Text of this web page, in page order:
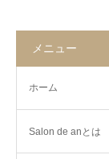
メニュー
ホーム
Salon de anとは